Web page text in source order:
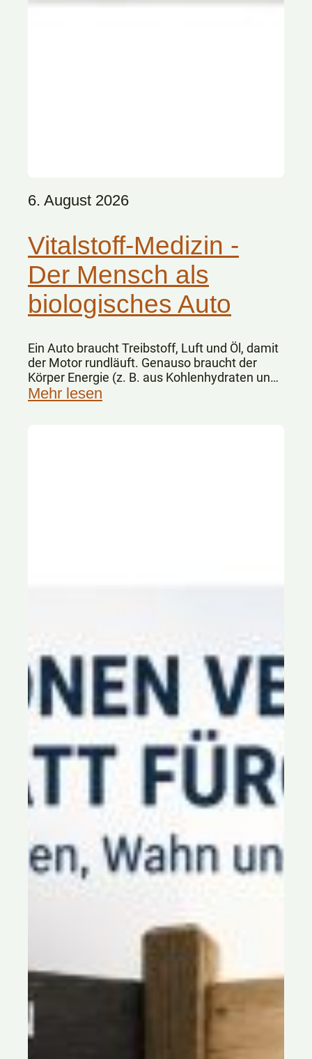
6. August 2026
Vitalstoff-Medizin -
Der Mensch als
biologisches Auto
Ein Auto braucht Treibstoff, Luft und Öl, damit
der Motor rundläuft. Genauso braucht der
Körper Energie (z. B. aus Kohlenhydraten und
Fetten), Sauerstoff und Vitalstoffe.
Mehr lesen